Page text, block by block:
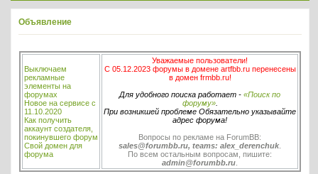
Объявление
Выключаем
рекламные
элементы на
форумах
Новое на сервисе с
11.10.2020
Как получить
аккаунт создателя,
покинувшего форум
Свой домен для
форума
Уважаемые пользователи!
С 05.12.2023 форумы в домене artfbb.ru перенесены
в домен frmbb.ru!
Для удобного поиска работает - «Поиск по
форуму».
При возникшей проблеме Обязательно указывайте
адрес форума!
Вопросы по рекламе на ForumBB:
sales@forumbb.ru, teams: alex_derenchuk
По всем остальным вопросам, пишите:
admin@forumbb.ru